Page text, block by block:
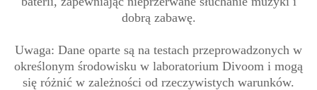
dobrą zabawę.
Uwaga: Dane oparte są na testach przeprowadzonych w
określonym środowisku w laboratorium Divoom i mogą
się różnić w zależności od rzeczywistych warunków.